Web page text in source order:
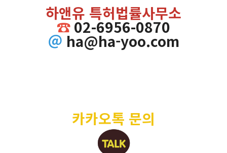
하앤유 특허법률사무소
☎02-6956-0870
＠ ha@ha-yoo.com
카카오톡 문의